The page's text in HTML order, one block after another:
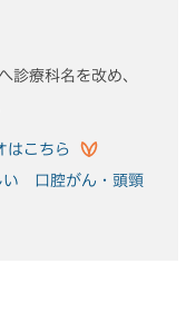
診療科名を改め、
はこちら
い 口腔がん・頭頸